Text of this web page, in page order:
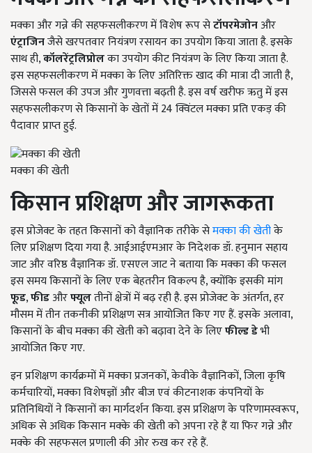
मक्का और गन्ने की सहफसलीकरण में विशेष रूप सेटॉपरमेजोनऔर
एंट्राजिनजैसे खरपतवार नियंत्रण रसायन का उपयोग किया जाता है. इसके
साथ ही,कॉलरेंट्रलिप्रोलका उपयोग कीट नियंत्रण के लिए किया जाता है.
इस सहफसलीकरण में मक्का के लिए अतिरिक्त खाद की मात्रा दी जाती है,
जिससे फसल की उपज और गुणवत्ता बढ़ती है. इस वर्ष खरीफ ऋतु में इस
सहफसलीकरण से किसानों के खेतों में 24 क्विंटल मक्का प्रति एकड़ की
पैदावार प्राप्त हुई.
मक्का की खेती
किसान प्रशिक्षण और जागरूकता
इस प्रोजेक्ट के तहत किसानों को वैज्ञानिक तरीके सेमक्का की खेतीके
लिए प्रशिक्षण दिया गया है. आईआईएमआर के निदेशक डॉ. हनुमान सहाय
जाट और वरिष्ठ वैज्ञानिक डॉ. एसएल जाट ने बताया कि मक्का की फसल
इस समय किसानों के लिए एक बेहतरीन विकल्प है, क्योंकि इसकी मांग
फूड,फीडऔरफ्यूलतीनों क्षेत्रों में बढ़ रही है. इस प्रोजेक्ट के अंतर्गत, हर
मौसम में तीन तकनीकी प्रशिक्षण सत्र आयोजित किए गए हैं. इसके अलावा,
किसानों के बीच मक्का की खेती को बढ़ावा देने के लिएफील्ड डेभी
आयोजित किए गए.
इन प्रशिक्षण कार्यक्रमों में मक्का प्रजनकों, केवीके वैज्ञानिकों, जिला कृषि
कर्मचारियों, मक्का विशेषज्ञों और बीज एवं कीटनाशक कंपनियों के
प्रतिनिधियों ने किसानों का मार्गदर्शन किया. इस प्रशिक्षण के परिणामस्वरूप,
अधिक से अधिक किसान मक्के की खेती को अपना रहे हैं या फिर गन्ने और
मक्के की सहफसल प्रणाली की ओर रुख कर रहे हैं.